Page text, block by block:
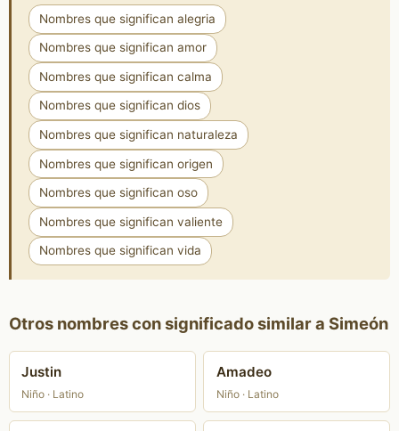
Nombres que significan alegria
Nombres que significan amor
Nombres que significan calma
Nombres que significan dios
Nombres que significan naturaleza
Nombres que significan origen
Nombres que significan oso
Nombres que significan valiente
Nombres que significan vida
Otros nombres con significado similar a Simeón
Justin
Niño · Latino
Amadeo
Niño · Latino